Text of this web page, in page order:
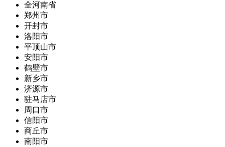
全河南省
郑州市
开封市
洛阳市
平顶山市
安阳市
鹤壁市
新乡市
济源市
驻马店市
周口市
信阳市
商丘市
南阳市